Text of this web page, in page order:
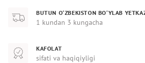
BUTUN O‘ZBEKISTON BO‘YLAB
1 kundan 3 kungacha
KAFOLAT
sifati va haqiqiyligi